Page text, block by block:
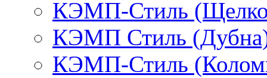
КЭМП-Стиль
КЭМП Стиль
КЭМП-Стиль